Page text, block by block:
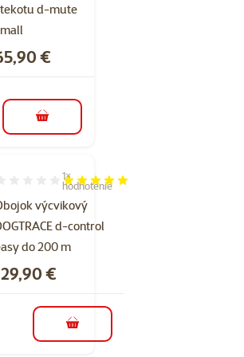
d-mute
€
do košíka
výcvikový
d-control
do 200 m
Hodnotenie 100%, počet hodnotení: 1
1×
hodnotenie
€
do košíka